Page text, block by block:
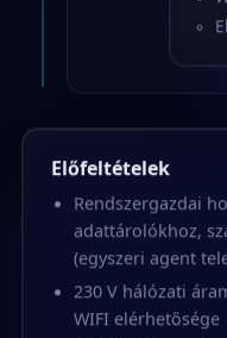
Előfeltételek
Rendszergazdai
adattárolókhoz,
(egyszeri agent
230 V hálózati
WIFI elérhetősége